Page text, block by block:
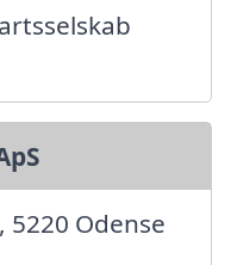
5220 Odense